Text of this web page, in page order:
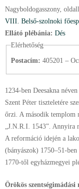
Nagyboldogasszony,
VIII. Belső-szolnoki
Ellátó plébánia: Dés
Elérhetőség
Postacím: 405201 –
1234-ben Deesakna
Szent Péter tiszteletére
őrzi. A második templom
„J.N.R.I. 1543”. Annyira
A reformáció idején a
(bányászok) 1750–51-
1770-től egyházmegyei
Örökös szentségimádási